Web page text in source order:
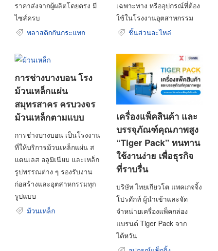
ราคาส่งจากผู้ผลิตโดยตรง มี
ไซส์ครบ
พลาสติกกันกระแทก
เฉพาะทาง หรืออุปกรณ์ที่ต้อง
ใช้ในโรงงานอุตสาหกรรม
ชิ้นส่วนอะไหล่
การช่างบางบอน โรง
ม้วนเหล็กแผ่น
สมุทรสาคร ครบวงจร
ม้วนเหล็กตามแบบ
การช่างบางบอน เป็นโรงงาน
ที่ให้บริการม้วนเหล็กแผ่น ส
แตนเลส อลูมิเนียม และเหล็ก
รูปพรรณต่าง ๆ รองรับงาน
ก่อสร้างและอุตสาหกรรมทุก
รูปแบบ
ม้วนเหล็ก
เครื่องแพ็คสินค้า และ
บรรจุภัณฑ์คุณภาพสูง
“Tiger Pack” ทนทาน
ใช้งานง่าย เพื่อธุรกิจ
ที่ราบรื่น
บริษัท ไทยเกียวโต แพคเกจจิ้ง
โปรดักท์ ผู้นำเข้าและจัด
จำหน่ายเครื่องแพ็คกล่อง
แบรนด์ Tiger Pack จาก
ไต้หวัน